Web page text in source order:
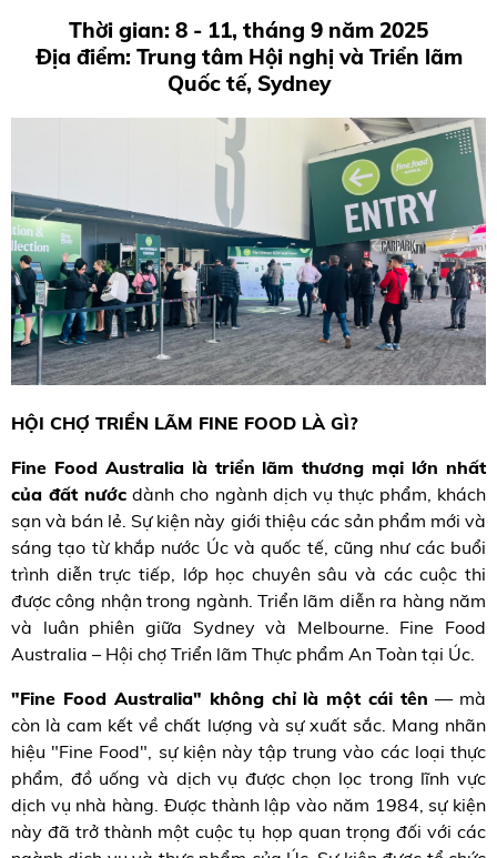
Thời gian: 8 - 11, tháng 9 năm 2025
Địa điểm: Trung tâm Hội nghị và Triển lãm
Quốc tế, Sydney
HỘI CHỢ TRIỂN LÃM FINE FOOD LÀ GÌ?
Fine Food Australia là triển lãm thương mại lớn nhất
của đất nước dành cho ngành dịch vụ thực phẩm, khách
sạn và bán lẻ. Sự kiện này giới thiệu các sản phẩm mới và
sáng tạo từ khắp nước Úc và quốc tế, cũng như các buổi
trình diễn trực tiếp, lớp học chuyên sâu và các cuộc thi
được công nhận trong ngành. Triển lãm diễn ra hàng năm
và luân phiên giữa Sydney và Melbourne. Fine Food
Australia – Hội chợ Triển lãm Thực phẩm An Toàn tại Úc.
"Fine Food Australia" không chỉ là một cái tên — mà
còn là cam kết về chất lượng và sự xuất sắc. Mang nhãn
hiệu "Fine Food", sự kiện này tập trung vào các loại thực
phẩm, đồ uống và dịch vụ được chọn lọc trong lĩnh vực
dịch vụ nhà hàng. Được thành lập vào năm 1984, sự kiện
này đã trở thành một cuộc tụ họp quan trọng đối với các